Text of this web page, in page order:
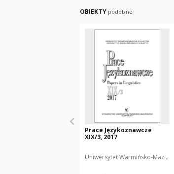
OBIEKTY podobne
Prace Językoznawcze
XIX/3, 2017
Uniwersytet Warmińsko-Mazurski